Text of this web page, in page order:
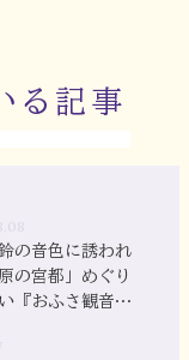
る記事
の音色に誘われ
の宮都」めぐり
『おふさ観音』